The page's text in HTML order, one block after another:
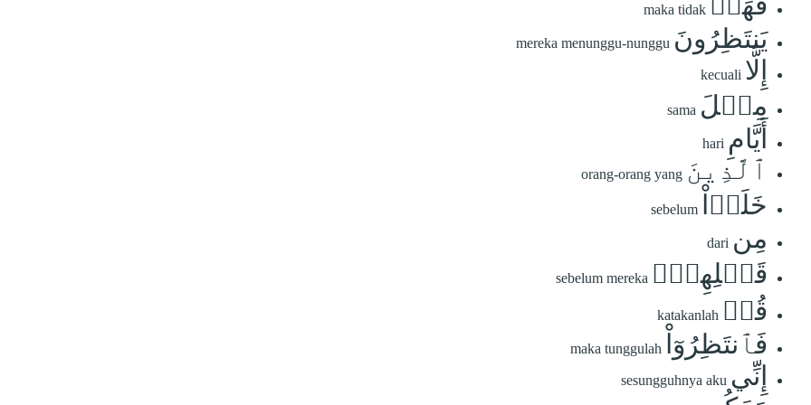
maka tidak
يَنتَظِرُونَ mereka menunggu-nunggu
إِلَّا kecuali
مِثۡلَ sama
أَيَّامِ hari
ٱلَّذِينَ orang-orang yang
خَلَوۡاْ sebelum
مِن dari
قَبۡلِهِمۡۚ sebelum mereka
قُلۡ katakanlah
فَٱنتَظِرُوٓاْ maka tunggulah
إِنِّي sesungguhnya aku